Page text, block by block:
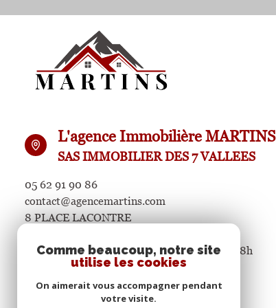
L'agence Immobilière MARTINS
SAS IMMOBILIER DES 7 VALLEES
05 62 91 90 86
contact@agencemartins.com
8 PLACE LACONTRE
Du lundi au samedi de 9h à 12h et de 14h à 18h
Restons connectés
Comme beaucoup, notre site
utilise les cookies
On aimerait vous accompagner pendant
votre visite.